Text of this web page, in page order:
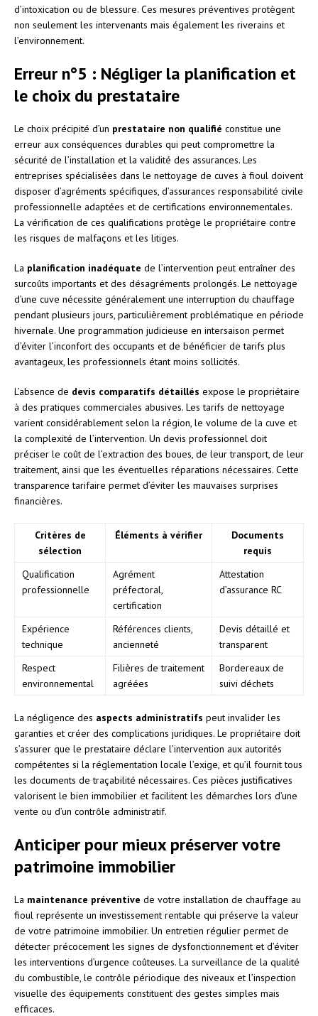
d’intoxication ou de blessure. Ces mesures préventives protègent
non seulement les intervenants mais également les riverains et
l’environnement.
Erreur n°5 : Négliger la planification et
le choix du prestataire
Le choix précipité d’un prestataire non qualifié constitue une
erreur aux conséquences durables qui peut compromettre la
sécurité de l’installation et la validité des assurances. Les
entreprises spécialisées dans le nettoyage de cuves à fioul doivent
disposer d’agréments spécifiques, d’assurances responsabilité civile
professionnelle adaptées et de certifications environnementales.
La vérification de ces qualifications protège le propriétaire contre
les risques de malfaçons et les litiges.
La planification inadéquate de l’intervention peut entraîner des
surcoûts importants et des désagréments prolongés. Le nettoyage
d’une cuve nécessite généralement une interruption du chauffage
pendant plusieurs jours, particulièrement problématique en période
hivernale. Une programmation judicieuse en intersaison permet
d’éviter l’inconfort des occupants et de bénéficier de tarifs plus
avantageux, les professionnels étant moins sollicités.
L’absence de devis comparatifs détaillés expose le propriétaire
à des pratiques commerciales abusives. Les tarifs de nettoyage
varient considérablement selon la région, le volume de la cuve et
la complexité de l’intervention. Un devis professionnel doit
préciser le coût de l’extraction des boues, de leur transport, de leur
traitement, ainsi que les éventuelles réparations nécessaires. Cette
transparence tarifaire permet d’éviter les mauvaises surprises
financières.
Critères de
sélection
Éléments à vérifier
Documents
requis
Qualification
professionnelle
Agrément
préfectoral,
certification
Attestation
d’assurance RC
Expérience
technique
Références clients,
ancienneté
Devis détaillé et
transparent
Respect
environnemental
Filières de traitement
agréées
Bordereaux de
suivi déchets
La négligence des aspects administratifs peut invalider les
garanties et créer des complications juridiques. Le propriétaire doit
s’assurer que le prestataire déclare l’intervention aux autorités
compétentes si la réglementation locale l’exige, et qu’il fournit tous
les documents de traçabilité nécessaires. Ces pièces justificatives
valorisent le bien immobilier et facilitent les démarches lors d’une
vente ou d’un contrôle administratif.
Anticiper pour mieux préserver votre
patrimoine immobilier
La maintenance préventive de votre installation de chauffage au
fioul représente un investissement rentable qui préserve la valeur
de votre patrimoine immobilier. Un entretien régulier permet de
détecter précocement les signes de dysfonctionnement et d’éviter
les interventions d’urgence coûteuses. La surveillance de la qualité
du combustible, le contrôle périodique des niveaux et l’inspection
visuelle des équipements constituent des gestes simples mais
efficaces.